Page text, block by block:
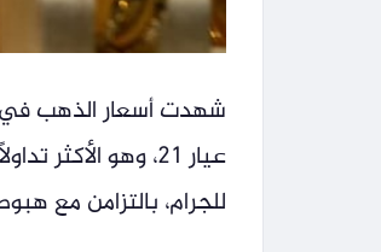
شهدت أسعار الذهب في
للجرام، بالتزامن مع هبوط